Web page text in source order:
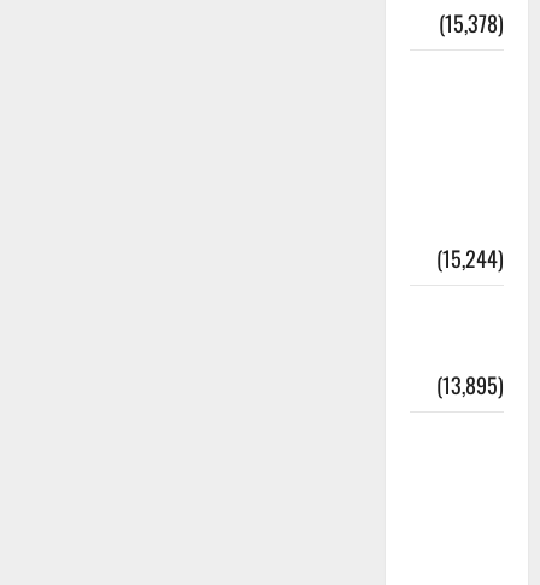
(15,378)
(15,244)
(13,895)